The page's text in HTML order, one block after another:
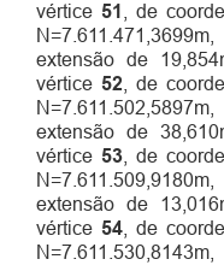
vértice 51
, de
extensão de
vértice 52 , de
extensão de
vértice 53, de
extensão de
vértice 54, de